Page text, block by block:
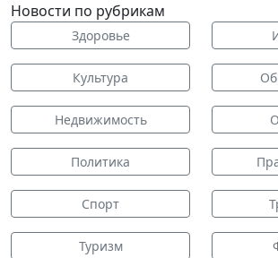
Новости по рубрикам
Здоровье
Культура
Недвижимость
Политика
Спорт
Туризм